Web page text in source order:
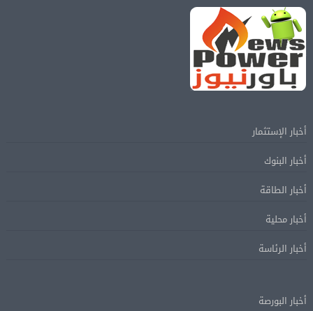
أخبار الإستثمار
أخبار البنوك
أخبار الطاقة
أخبار محلية
أخبار الرئاسة
أخبار البورصة